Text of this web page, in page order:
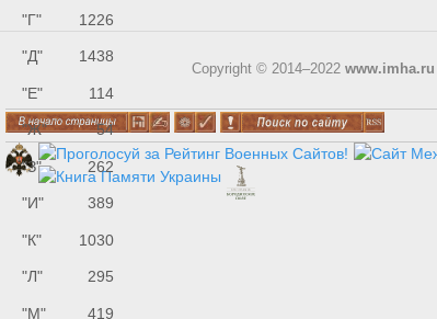
"Г" 1226
"Д" 1438
"Е" 114
"Ж" 54
"З" 262
"И" 389
"К" 1030
"Л" 295
"М" 419
Copyright © 2014–2022 www.imha.ru